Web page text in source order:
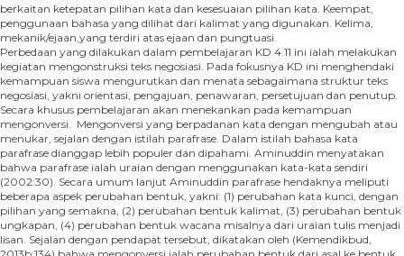
berkaitan ketepatan pilihan kata dan kesesuaian pilihan kata. Keempat,
penggunaan bahasa yang dilihat dari kalimat yang digunakan. Kelima,
mekanik/ejaan,yang terdiri atas ejaan dan pungtuasi.
Perbedaan yang dilakukan dalam pembelajaran KD 4.11 ini ialah melakukan
kegiatan mengonstruksi teks negosiasi. Pada fokusnya KD ini menghendaki
kemampuan siswa mengurutkan dan menata sebagaimana struktur teks
negosiasi, yakni orientasi, pengajuan, penawaran, persetujuan dan penutup.
Secara khusus pembelajaran akan menekankan pada kemampuan
mengonversi. Mengonversi yang berpadanan kata dengan mengubah atau
menukar, sejalan dengan istilah parafrase. Dalam istilah bahasa kata
parafrase dianggap lebih populer dan dipahami. Aminuddin menyatakan
bahwa parafrase ialah uraian dengan menggunakan kata-kata sendiri
(2002:30). Secara umum lanjut Aminuddin parafrase hendaknya meliputi
beberapa aspek perubahan bentuk, yakni: (1) perubahan kata kunci, dengan
pilihan yang semakna, (2) perubahan bentuk kalimat, (3) perubahan bentuk
ungkapan, (4) perubahan bentuk wacana misalnya dari uraian tulis menjadi
lisan. Sejalan dengan pendapat tersebut, dikatakan oleh (Kemendikbud,